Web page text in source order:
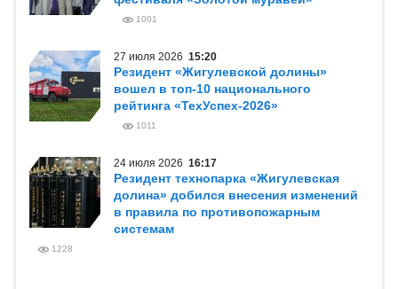
1001
27 июля 2026 15:20
Резидент «Жигулевской долины»
вошел в топ-10 национального
рейтинга «ТехУспех-2026»
1011
24 июля 2026 16:17
Резидент технопарка «Жигулевская
долина» добился внесения изменений
в правила по противопожарным
системам
1228